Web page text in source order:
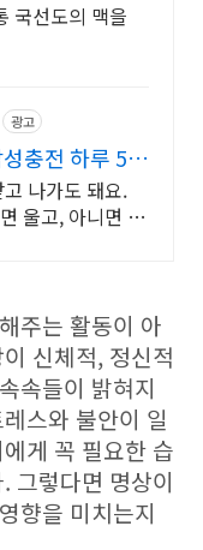
국선도의 맥을
광고
충전 하루 5분
나가도 돼요.
울고, 아니면 그
주는 활동이 아
신체적, 정신적
속들이 밝혀지
스와 불안이 일
게 꼭 필요한 습
그렇다면 명상이
향을 미치는지